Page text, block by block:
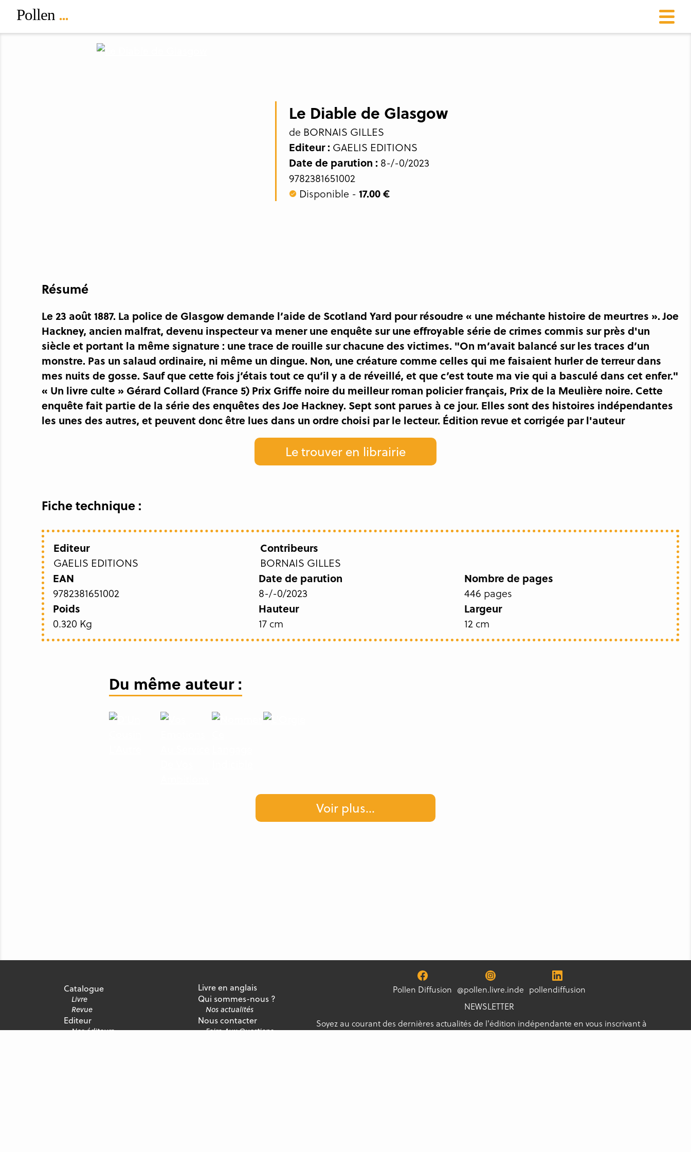
Le Diable de Glasgow
de BORNAIS GILLES
Editeur : GAELIS EDITIONS
Date de parution : 8-/-0/2023
9782381651002
Disponible - 17.00 €
Résumé
Le 23 août 1887. La police de Glasgow demande l’aide de Scotland Yard pour résoudre « une méchante histoire de meurtres ». Joe
Hackney, ancien malfrat, devenu inspecteur va mener une enquête sur une effroyable série de crimes commis sur près d'un
siècle et portant la même signature : une trace de rouille sur chacune des victimes. "On m’avait balancé sur les traces d’un
monstre. Pas un salaud ordinaire, ni même un dingue. Non, une créature comme celles qui me faisaient hurler de terreur dans
mes nuits de gosse. Sauf que cette fois j’étais tout ce qu’il y a de réveillé, et que c’est toute ma vie qui a basculé dans cet enfer."
« Un livre culte » Gérard Collard (France 5) Prix Griffe noire du meilleur roman policier français, Prix de la Meulière noire. Cette
enquête fait partie de la série des enquêtes des Joe Hackney. Sept sont parues à ce jour. Elles sont des histoires indépendantes
les unes des autres, et peuvent donc être lues dans un ordre choisi par le lecteur. Édition revue et corrigée par l'auteur
Le trouver en librairie
Fiche technique :
Editeur
GAELIS EDITIONS
Contribeurs
BORNAIS GILLES
EAN
9782381651002
Date de parution
8-/-0/2023
Nombre de pages
446 pages
Poids
0.320 Kg
Hauteur
17 cm
Largeur
12 cm
Du même auteur :
Voir plus...
Catalogue
Livre
Revue
Editeur
Nos éditeurs
Livre en anglais
Qui sommes-nous ?
Nos actualités
Nous contacter
Foire Aux Questions
Pollen Diffusion @pollen.livre.inde pollendiffusion
NEWSLETTER
Soyez au courant des dernières actualités de l'édition indépendante en vous inscrivant à